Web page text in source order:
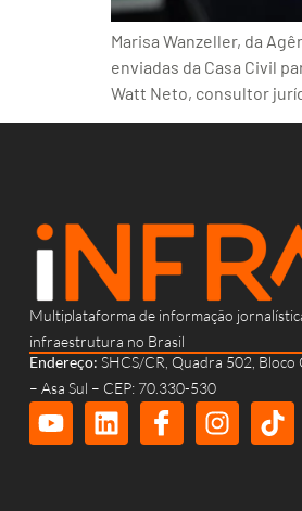
Marisa Wanzeller, da
enviadas da Casa Civil
Watt Neto, consultor
Multiplataforma de informação
infraestrutura no Brasil
Endereço: SHCS/CR, Quadra 502, Bloco
– Asa Sul – CEP: 70.330-530